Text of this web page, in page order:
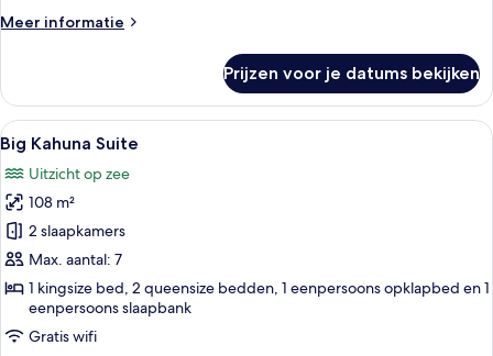
laden
Meer informatie
Meer
aan
zee
(SWIM-
UP
QUEEN)
Prijzen voor je datums bekijken
Alle
foto's
voor
Big
Kahuna
Suite
laden
Een moderne buitenlounge met
6
Big Kahuna Suite
Uitzicht op zee
108 m²
2 slaapkamers
Max. aantal: 7
1 kingsize bed, 2 queensize bedden, 1 eenpersoons opklapbed en 1
eenpersoons slaapbank
Gratis wifi